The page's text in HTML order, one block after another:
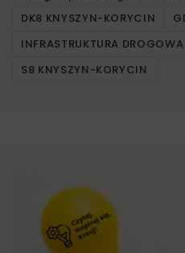
DK8 KNYSZYN-KORYCIN
INFRASTRUKTURA DROGOWA
S8 KNYSZYN-KORYCIN